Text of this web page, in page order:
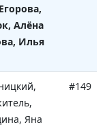
Алёна
Илья
Яна
#149